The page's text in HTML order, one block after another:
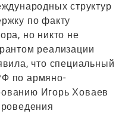
структур
по факту
но никто не
реализации
что специальный
по армяно-
Игорь Ховаев